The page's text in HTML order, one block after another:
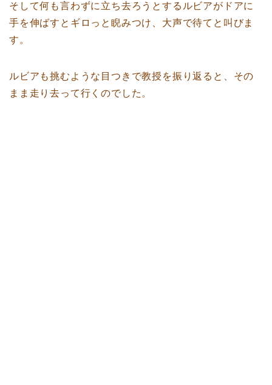
そして何も言わずに立ち去ろうとするルビアがドアに
手を伸ばすとギロっと睨みつけ、大声で待てと叫びま
す。
ルビアも挑むような目つきで教授を振り返ると、その
まま走り去って行くのでした。